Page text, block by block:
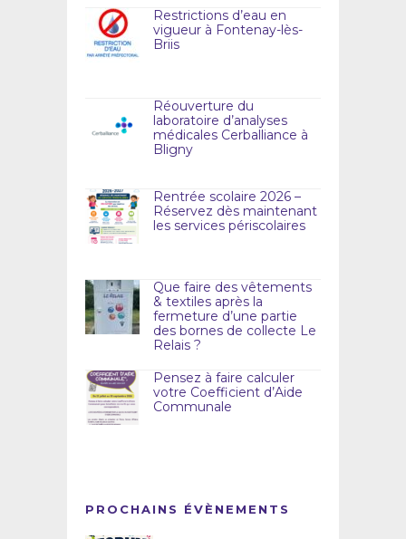
Restrictions d’eau en
vigueur à Fontenay-lès-
Briis
Réouverture du
laboratoire d’analyses
médicales Cerballiance à
Bligny
Rentrée scolaire 2026 –
Réservez dès maintenant
les services périscolaires
Que faire des vêtements
& textiles après la
fermeture d’une partie
des bornes de collecte Le
Relais ?
Pensez à faire calculer
votre Coefficient d’Aide
Communale
PROCHAINS ÉVÈNEMENTS